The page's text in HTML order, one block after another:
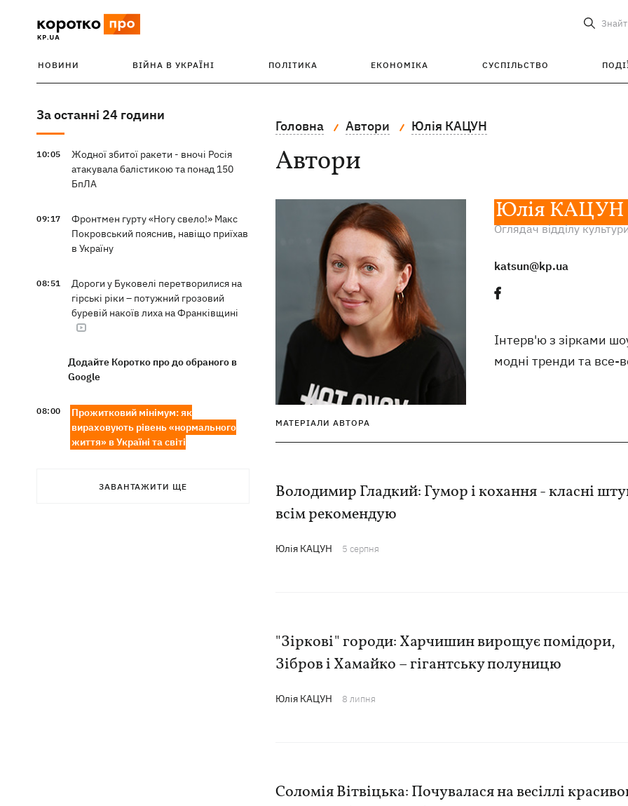
НОВИНИ ВІЙНА В УКРАЇНІ ПОЛІТИКА ЕКОНОМІКА СУСПІЛЬСТВО
За останні 24 години
10:05
Жодної збитої ракети - вночі Росія
атакувала балістикою та понад 150
БпЛА
09:17
Фронтмен гурту «Ногу свело!» Макс
Покровський пояснив, навіщо приїхав
в Україну
08:51
Дороги у Буковелі перетворилися на
гірські ріки – потужний грозовий
буревій накоїв лиха на Франківщині
Додайте Коротко про до обраного в
Google
08:00
Прожитковий мінімум: як
вираховують рівень «нормального
життя» в Україні та світі
є поранені, - соцмережі
ЗАВАНТАЖИТИ ЩЕ
Головна Автори Юлія КАЦУН
Автори
Юлія КАЦУН
Оглядач відділу
katsun@kp.ua
Інтерв'ю з зірками
модні тренди та все-
МАТЕРІАЛИ АВТОРА
Володимир Гладкий: Гумор і кохання - класні
всім рекомендую
Юлія КАЦУН 5 серпня
"Зіркові" городи: Харчишин вирощує помідори,
Зібров і Хамайко – гігантську полуницю
Юлія КАЦУН 8 липня
Соломія Вітвіцька: Почувалася на весіллі